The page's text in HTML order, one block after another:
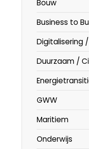
Bouw
Business to
Digitalisering
Duurzaam /
GWW
Maritiem
Onderwijs